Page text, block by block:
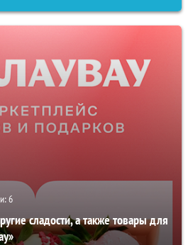
6
сладости, а также товары для